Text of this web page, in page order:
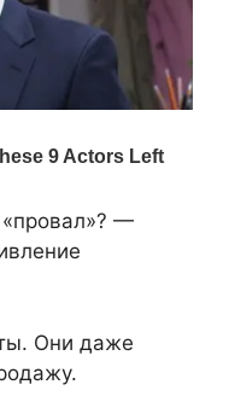
—
Они даже